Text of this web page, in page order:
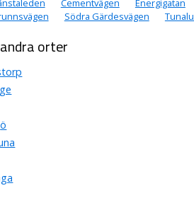
Södra Gärdesvägen
orter